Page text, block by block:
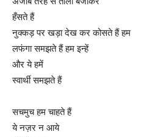
हँसते हैं
नुक्कड़ पर खड़ा देख कर कोसते हैं हम
लफंगा समझते हैं हम इन्हें
और ये हमें
स्वार्थी समझते हैं
सचमुच हम चाहते हैं
ये नज़र न आये